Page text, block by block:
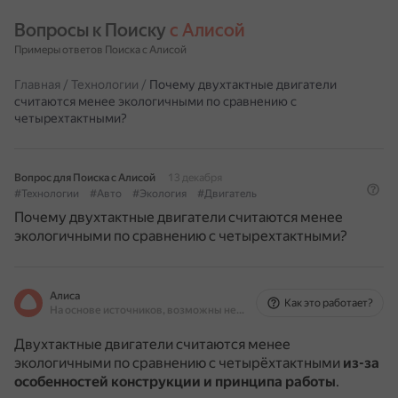
Вопросы к Поиску с Алисой
Примеры ответов Поиска с Алисой
Главная / Технологии / Почему двухтактные двигатели
считаются менее экологичными по сравнению с
четырехтактными?
Вопрос для Поиска с Алисой
13 декабря
#Технологии
#Авто #Экология #Двигатель
Почему двухтактные двигатели считаются менее
экологичными по сравнению с четырехтактными?
Алиса
На основе источников, возможны неточности
Как это работает?
Двухтактные двигатели считаются менее
экологичными по сравнению с четырёхтактными из-за
особенностей конструкции и принципа работы.